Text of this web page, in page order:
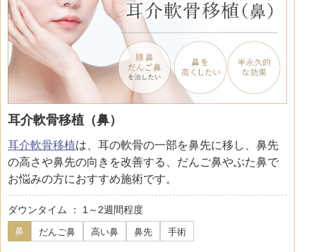
耳介軟骨移植（鼻）
耳介軟骨移植は、耳の軟骨の一部を鼻先に移し、鼻先
の高さや鼻先の向きを改善する、だんご鼻やぶた鼻で
お悩みの方におすすめ施術です。
ダウンタイム ： 1～2週間程度
鼻 だんご鼻 高い鼻 鼻先 手術